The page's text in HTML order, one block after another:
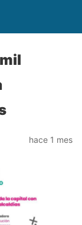
hace 1 mes